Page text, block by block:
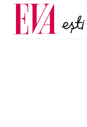
Carieră
Actualitate